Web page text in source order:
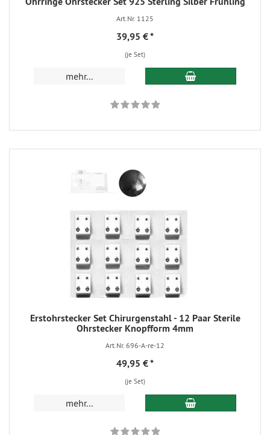
Art.Nr. 1125
39,95 €*
(je Set)
mehr...
Erstohrstecker Set Chirurgenstahl - 12 Paar Sterile
Ohrstecker Knopfform 4mm
Art.Nr. 696-A-re-12
49,95 €*
(je Set)
mehr...